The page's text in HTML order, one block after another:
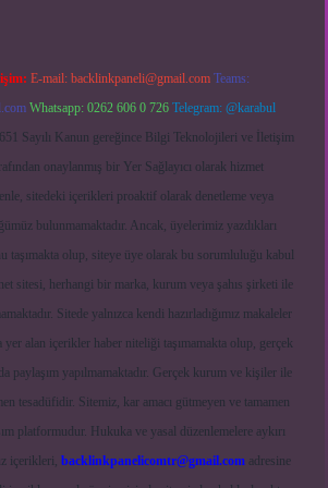
E-mail: backlinkpaneli@gmail.com Teams:
Whatsapp: 0262 606 0 726 Telegram: @karabul
Sayılı Kanun gereğince Bilgi Teknolojileri ve İletişim
onaylanmış bir Yer Sağlayıcı olarak hizmet
sitedeki içerikleri proaktif olarak denetleme veya
bulunmamaktadır. Ancak, üyelerimiz yazdıkları
taşımakta olup, siteye üye olarak bu sorumluluğu kabul
sitesi, herhangi bir marka, kurum veya şahıs şirketi ile
Sitede yalnızca kendi hazırladığımız makaleler
yer alan içerikler haber niteliği taşımamakta olup, gerçek
paylaşım yapılmamaktadır. Gerçek kurum ve kişiler ile
tesadüfidir. Sitemiz, kar amacı gütmeyen ve tamamen
platformudur. Hukuka ve yasal düzenlemelere aykırı
içerikleri, backlinkpanelicomtr@gmail.comadresine